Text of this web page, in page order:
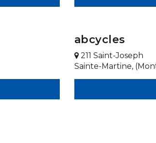
abcycles
211 Saint-Joseph
Sainte-Martine,